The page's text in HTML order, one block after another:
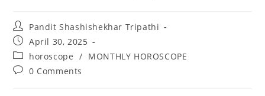
Pandit Shashishekhar Tripathi
April 30, 2025
horoscope / MONTHLY HOROSCOPE
0 Comments